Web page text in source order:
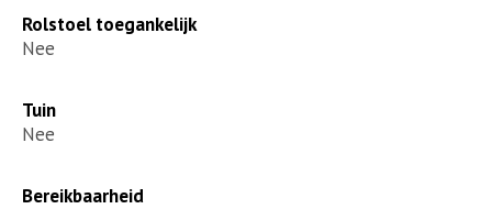
Rolstoel toegankelijk
Nee
Tuin
Nee
Bereikbaarheid